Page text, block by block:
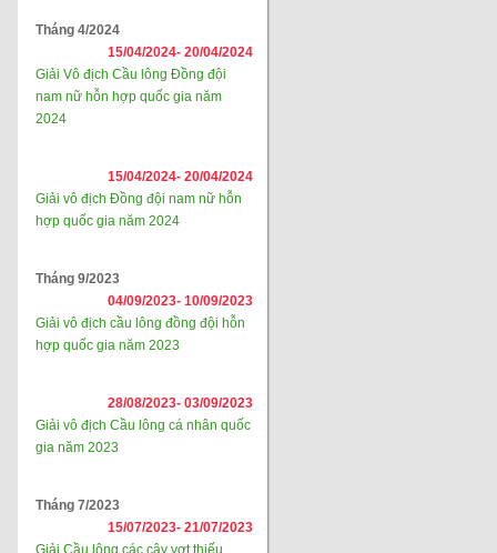
Tháng 4/2024
15/04/2024- 20/04/2024
Giải Vô địch Cầu lông Đồng đội
nam nữ hỗn hợp quốc gia năm
2024
15/04/2024- 20/04/2024
Giải vô địch Đồng đội nam nữ hỗn
hợp quốc gia năm 2024
Tháng 9/2023
04/09/2023- 10/09/2023
Giải vô địch cầu lông đồng đội hỗn
hợp quốc gia năm 2023
28/08/2023- 03/09/2023
Giải vô địch Cầu lông cá nhân quốc
gia năm 2023
Tháng 7/2023
15/07/2023- 21/07/2023
Giải Cầu lông các cây vợt thiếu